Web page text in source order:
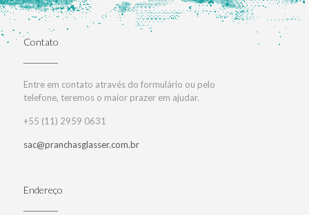
Contato
Entre em contato através do formulário ou pelo
telefone, teremos o maior prazer em ajudar.
+55 (11) 2959 0631
sac@pranchasglasser.com.br
Endereço